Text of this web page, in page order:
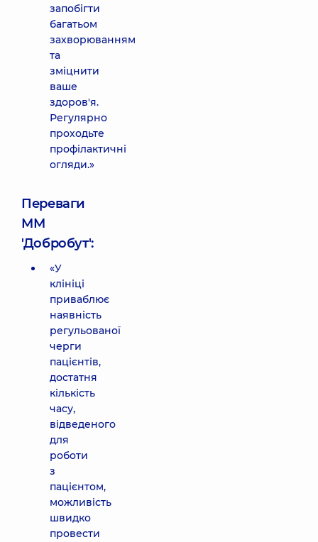
запобігти
багатьом
захворюванням
та
зміцнити
ваше
здоров'я.
Регулярно
проходьте
профілактичні
огляди.»
Переваги
ММ
'Добробут':
«У
клініці
приваблює
наявність
регульованої
черги
пацієнтів,
достатня
кількість
часу,
відведеного
для
роботи
з
пацієнтом,
можливість
швидко
провести